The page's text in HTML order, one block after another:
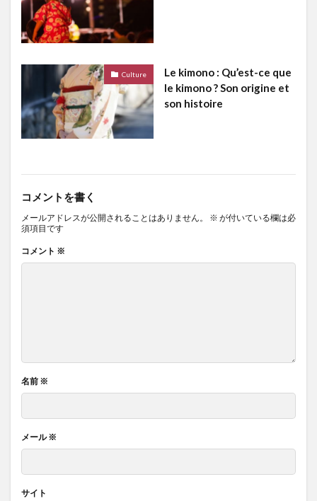
Culture
Le kimono : Qu’est-ce que
le kimono ? Son origine et
son histoire
コメントを書く
メールアドレスが公開されることはありません。 ※ が付いている欄は必
須項目です
コメント ※
名前 ※
メール※
サイト